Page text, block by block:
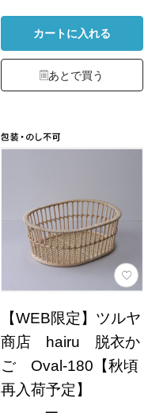
カートに入れる
あとで買う
【WEB限定】ツルヤ
商店 hairu 脱衣か
ご Oval-180【秋頃
再入荷予定】